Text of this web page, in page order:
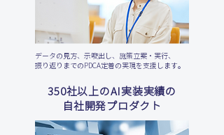
データの見方、示唆出し、施策立案・実行、
振り返りまでのPDCA定着の実現を支援します。
350社以上のAI実装実績の
自社開発プロダクト